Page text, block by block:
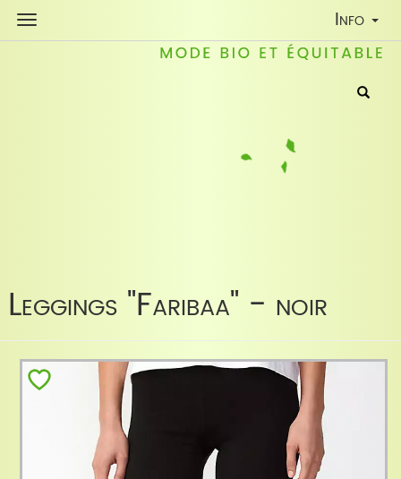
Toggle
Info
Leggings "Faribaa" - noir